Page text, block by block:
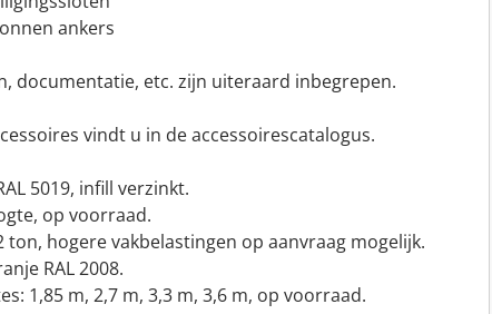
ankers
documentatie, etc. zijn uiteraard inbegrepen.
vindt u in de accessoirescatalogus.
5019, infill verzinkt.
op voorraad.
ton, hogere vakbelastingen op aanvraag mogelijk.
RAL 2008.
1,85 m, 2,7 m, 3,3 m, 3,6 m, op voorraad.